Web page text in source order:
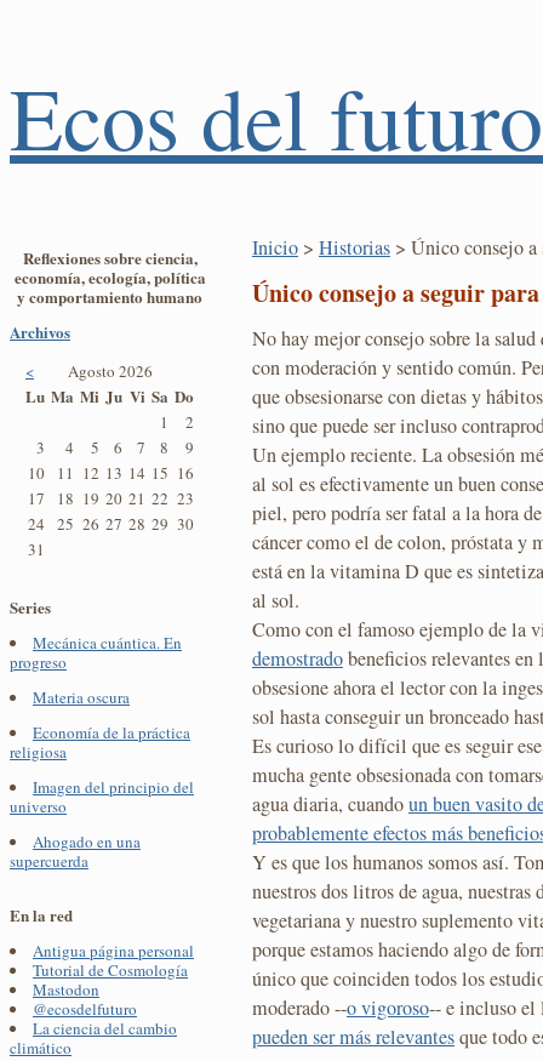
Ecos del futuro
Reflexiones sobre ciencia,
economía, ecología, política
y comportamiento humano
Archivos
< Agosto 2026
Lu Ma Mi Ju Vi Sa Do
1
2
3
4 5 6 7 8
9
10
11 12 13 14 15 16
17
18 19 20 21 22 23
24
25 26 27 28 29 30
31
Series
Mecánica cuántica. En
progreso
Materia oscura
Economía de la práctica
religiosa
Imagen del principio del
universo
Ahogado en una
supercuerda
En la red
Antigua página personal
Tutorial de Cosmología
Mastodon
@ecosdelfuturo
La ciencia del cambio
climático
Inicio > Historias > Único consejo a
Único consejo a seguir
No hay mejor consejo sobre la
con moderación y sentido común.
que obsesionarse con dietas y
sino que puede ser incluso
Un ejemplo reciente. La obsesión
al sol es efectivamente un buen
piel, pero podría ser fatal a la hora
cáncer como el de colon, próstata y
está en la vitamina D que es
al sol.
Como con el famoso ejemplo de la
demostradobeneficios relevantes
obsesione ahora el lector con la
sol hasta conseguir un bronceado
Es curioso lo difícil que es seguir
mucha gente obsesionada con
agua diaria, cuandoun buen vasito
probablemente efectos más
Y es que los humanos somos así.
nuestros dos litros de agua,
vegetariana y nuestro suplemento
porque estamos haciendo algo de
único que coinciden todos los
moderado --o vigoroso-- e incluso el
pueden ser más relevantesque todo